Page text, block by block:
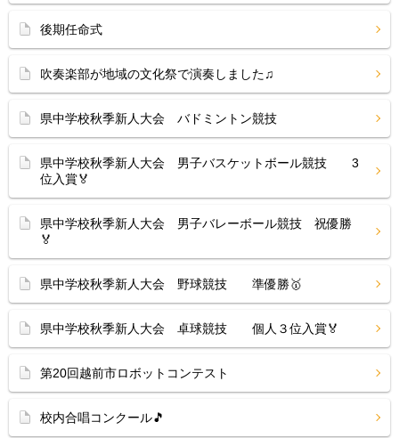
後期任命式
吹奏楽部が地域の文化祭で演奏しました♫
県中学校秋季新人大会 バドミントン競技
県中学校秋季新人大会 男子バスケットボール競技 3
位入賞🏅
県中学校秋季新人大会 男子バレーボール競技 祝優勝
🏅
県中学校秋季新人大会 野球競技 準優勝🥇
県中学校秋季新人大会 卓球競技 個人３位入賞🏅
第20回越前市ロボットコンテスト
校内合唱コンクール🎵